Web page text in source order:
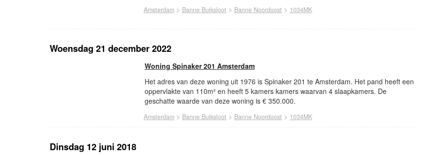
Amsterdam > Banne Buiksloot > Banne Noordoost > 1034MK
Woensdag 21 december 2022
Woning Spinaker 201 Amsterdam
Het adres van deze woning uit 1976 is Spinaker 201 te Amsterdam. Het pand heeft een
oppervlakte van 110m² en heeft 5 kamers kamers waarvan 4 slaapkamers. De
geschatte waarde van deze woning is € 350.000.
Amsterdam > Banne Buiksloot > Banne Noordoost > 1034MK
Dinsdag 12 juni 2018